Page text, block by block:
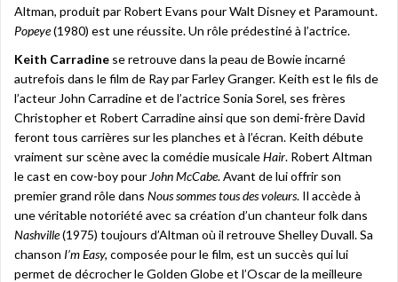
Altman, produit par Robert Evans pour Walt Disney et Paramount.
Popeye(1980) est une réussite. Un rôle prédestiné à l’actrice.
Keith Carradine se retrouve dans la peau de Bowie incarné
autrefois dans le film de Ray par Farley Granger. Keith est le fils de
l’acteur John Carradine et de l’actrice Sonia Sorel, ses frères
Christopher et Robert Carradine ainsi que son demi-frère David
feront tous carrières sur les planches et à l’écran. Keith débute
vraiment sur scène avec la comédie musicaleHair. Robert Altman
le cast en cow-boy pour John McCabe. Avant de lui offrir son
premier grand rôle dans Nous sommes tous des voleurs. Il accède à
une véritable notoriété avec sa création d’un chanteur folk dans
Nashville(1975) toujours d’Altman où il retrouve Shelley Duvall. Sa
chanson I’m Easy, composée pour le film, est un succès qui lui
permet de décrocher le Golden Globe et l’Oscar de la meilleure